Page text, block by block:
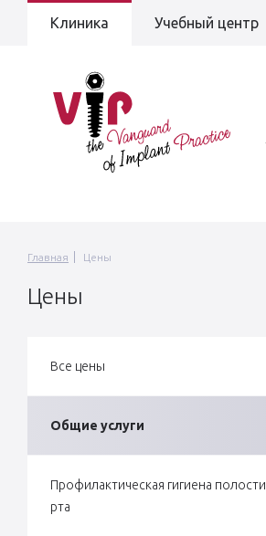
Клиника Учебный центр
Главная Цены
Цены
Все цены
Общие услуги
Профилактическая гигиена полости
рта